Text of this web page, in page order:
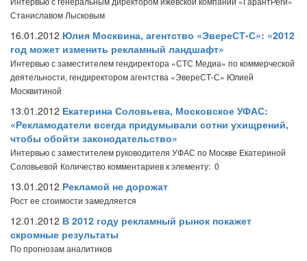
Станиславом Лысковым
16.01.2012 Юлия Москвина, агентство «ЭвереСТ-С»: «2012
год может изменить рекламный ландшафт»
Интервью с заместителем гендиректора «СТС Медиа» по коммерческой
деятельности, гендиректором агентства «ЭвереСТ-С» Юлией
Москвитиной
13.01.2012 Екатерина Соловьева, Московское УФАС:
«Рекламодатели всегда придумывали сотни ухищрений,
чтобы обойти законодательство»
Интервью с заместителем руководителя УФАС по Москве Екатериной
Соловьевой Количество комментариев к элементу: 0
13.01.2012 Рекламой не дорожат
Рост ее стоимости замедляется
12.01.2012 В 2012 году рекламный рынок покажет
скромные результаты
По прогнозам аналитиков